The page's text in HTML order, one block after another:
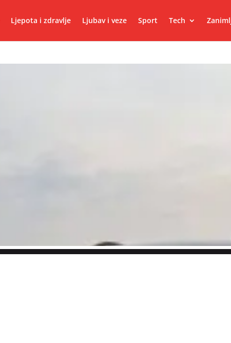
Ljepota i zdravlje Ljubav i veze Sport Tech